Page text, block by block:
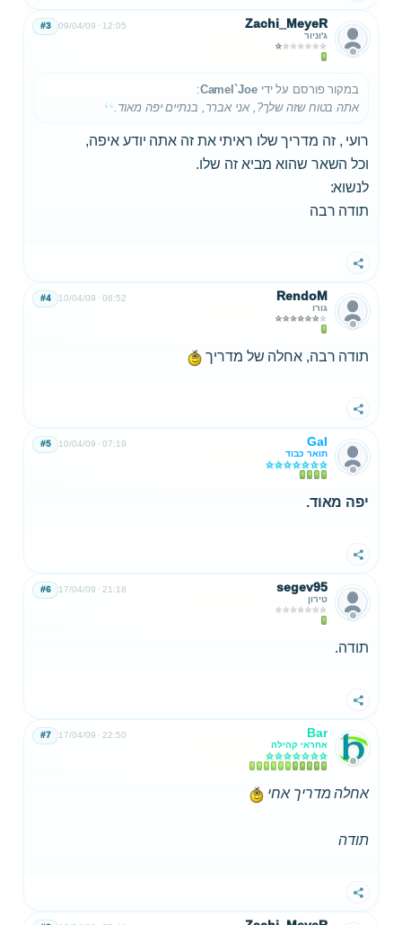
Zachi_MeyeR
ג'וניור
09/04/09 12:05
#3
במקור פורסם על ידיCamel`Joe
:
אתה בטוח שזה שלך?, אני אברר, בנתיים יפה מאוד.
רועי , זה מדריך שלו ראיתי את זה אתה יודע איפה,
וכל השאר שהוא מביא זה שלו.
לנשוא:
תודה רבה
שתף
RendoM
גורו
10/04/09 06:52
#4
תודה רבה, אחלה של מדריך
שתף
Gal
תואר כבוד
10/04/09 07:19
#5
יפה מאוד.
שתף
segev95
טירון
17/04/09 21:18
#6
תודה.
שתף
Bar
אחראי קהילה
17/04/09 22:50
#7
אחלה מדריך אחי
תודה
שתף